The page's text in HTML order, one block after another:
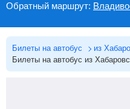
Обратный маршрут:
Билеты на автобус из
Билеты на автобус из